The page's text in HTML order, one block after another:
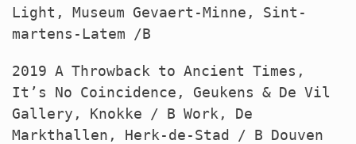
Light, Museum Gevaert-Minne, Sint-
martens-Latem /B
2019 A Throwback to Ancient Times,
It’s No Coincidence, Geukens & De Vil
Gallery, Knokke / B Work, De
Markthallen, Herk-de-Stad / B Douven